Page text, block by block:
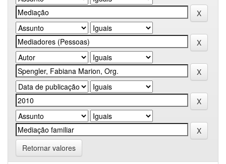
Retornar valores